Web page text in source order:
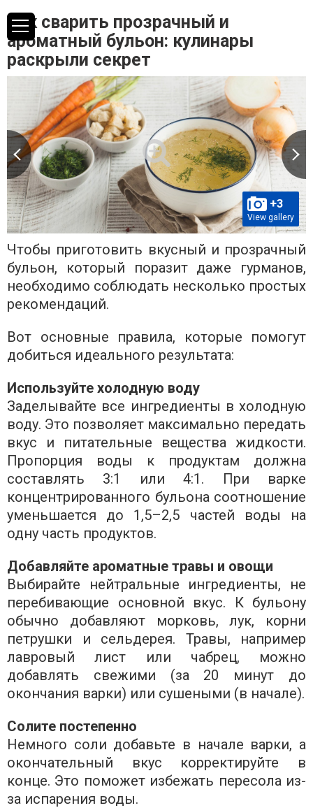
Как сварить прозрачный и
ароматный бульон: кулинары
раскрыли секрет
+3
View gallery
Чтобы приготовить вкусный и прозрачный
бульон, который поразит даже гурманов,
необходимо соблюдать несколько простых
рекомендаций.
Вот основные правила, которые помогут
добиться идеального результата:
Используйте холодную воду
Заделывайте все ингредиенты в холодную
воду. Это позволяет максимально передать
вкус и питательные вещества жидкости.
Пропорция воды к продуктам должна
составлять 3:1 или 4:1. При варке
концентрированного бульона соотношение
уменьшается до 1,5–2,5 частей воды на
одну часть продуктов.
Добавляйте ароматные травы и овощи
Выбирайте нейтральные ингредиенты, не
перебивающие основной вкус. К бульону
обычно добавляют морковь, лук, корни
петрушки и сельдерея. Травы, например
лавровый лист или чабрец, можно
добавлять свежими (за 20 минут до
окончания варки) или сушеными (в начале).
Солите постепенно
Немного соли добавьте в начале варки, а
окончательный вкус корректируйте в
конце. Это поможет избежать пересола из-
за испарения воды.